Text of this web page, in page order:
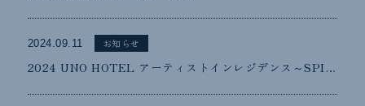
2024.09.11 お知らせ
2024 UNO HOTEL アーティストインレジデンス～SPIRALS ルカ・ローマ